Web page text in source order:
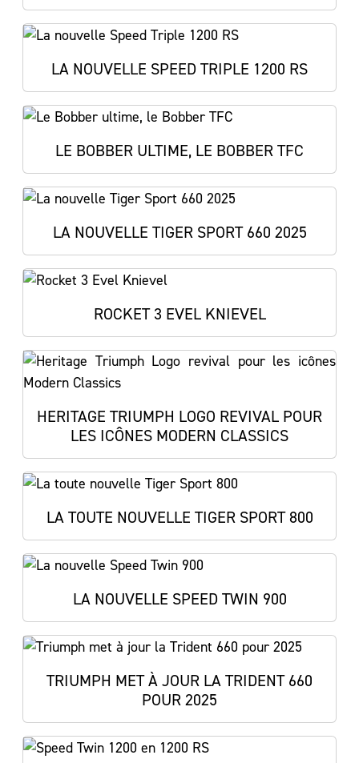
LA NOUVELLE SPEED TRIPLE 1200 RS
LE BOBBER ULTIME, LE BOBBER TFC
LA NOUVELLE TIGER SPORT 660 2025
ROCKET 3 EVEL KNIEVEL
HERITAGE TRIUMPH LOGO REVIVAL POUR
LES ICÔNES MODERN CLASSICS
LA TOUTE NOUVELLE TIGER SPORT 800
LA NOUVELLE SPEED TWIN 900
TRIUMPH MET À JOUR LA TRIDENT 660
POUR 2025